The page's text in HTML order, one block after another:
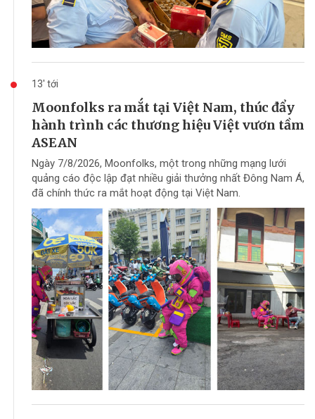
13' tới
Moonfolks ra mắt tại Việt Nam, thúc đẩy
hành trình các thương hiệu Việt vươn tầm
ASEAN
Ngày 7/8/2026, Moonfolks, một trong những mạng lưới
quảng cáo độc lập đạt nhiều giải thưởng nhất Đông Nam Á,
đã chính thức ra mắt hoạt động tại Việt Nam.